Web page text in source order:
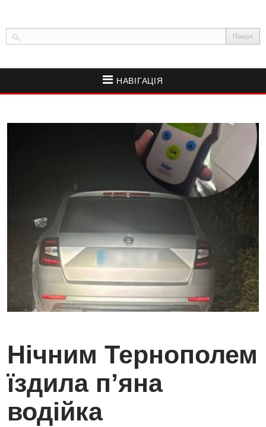
НАВІГАЦІЯ
Нічним Тернополем
їздила п’яна
водійка